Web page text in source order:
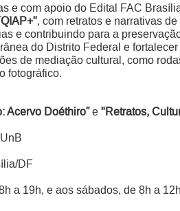
e com apoio do Edital FAC
, com retratos e narrativas
e contribuindo para a
do Distrito Federal e
de mediação cultural, como
fotográfico.
Acervo Doéthiro”e "Retratos,
DF
a 19h, e aos sábados, de 8h a